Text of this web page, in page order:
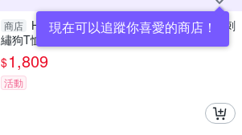
現在可以追蹤你喜愛的商店！
商店
Hush Puppies T恤 男裝立體品牌英文刺
繡狗T恤
$1,809
活動